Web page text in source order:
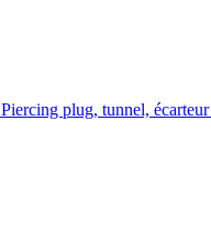
Piercing plug, tunnel, écarteur